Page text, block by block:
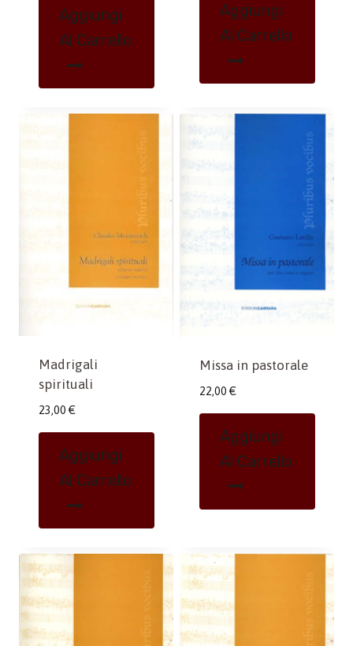
Aggiungi
Al Carrello
Aggiungi
Al Carrello
Madrigali
spirituali
23,00 €
Aggiungi
Al Carrello
Missa in pastorale
22,00 €
Aggiungi
Al Carrello